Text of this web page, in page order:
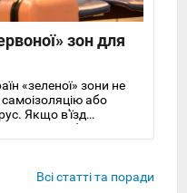
зон для
«зеленої» зони не
або
Якщо в'їзд
зони, необхідно
за допомогою
Всі статті та поради